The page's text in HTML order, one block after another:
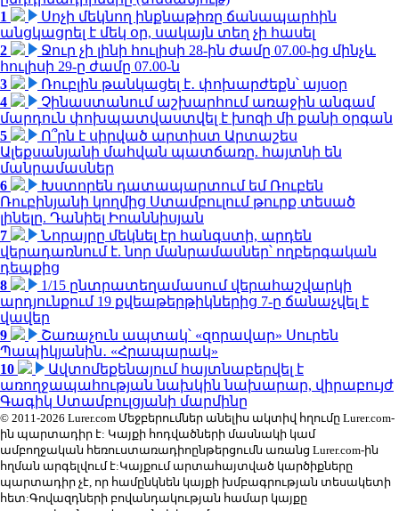
1
Սոչի մեկնող ինքնաթիռը ճանապարհին
անցկացրել է մեկ օր, սակայն տեղ չի հասել
2
Ջուր չի լինի հուլիսի 28-ին ժամը 07.00-ից մինչև
հուլիսի 29-ը ժամը 07.00-ն
3
Ռուբլին թանկացել է․ փոխարժեքն՝ այսօր
4
Չինաստանում աշխարհում առաջին անգամ
մարդուն փոխպատվաստվել է խոզի մի քանի օրգան
5
Ո՞րն է սիրված արտիստ Արտաշես
Ալեքսանյանի մահվան պատճառը. հայտնի են
մանրամասներ
6
Խստորեն դատապարտում եմ Ռուբեն
Ռուբինյանի կողմից Ստամբուլում թուրք տեսած
լինելը. Դանիել Իոաննիսյան
7
Նորայրը մեկնել էր հանգստի, արդեն
վերադառնում է. նոր մանրամասներ՝ ողբերգական
դեպքից
8
1/15 ընտրատեղամասում վերահաշվարկի
արդյունքում 19 քվեաթերթիկներից 7-ը ճանաչվել է
վավեր
9
Շառաչուն ապտակ՝ «զորավար» Սուրեն
Պապիկյանին․ «Հրապարակ»
10
Ավտոմեքենայում հայտնաբերվել է
առողջապահության նախկին նախարար, վիրաբույժ
Գագիկ Ստամբուլցյանի մարմինը
© 2011-2026 Lurer.com Մեջբերումներ անելիս ակտիվ հղումը Lurer.com-
ին պարտադիր է: Կայքի հոդվածների մասնակի կամ
ամբողջական հեռուստառադիոընթերցումն առանց Lurer.com-ին
հղման արգելվում է:Կայքում արտահայտված կարծիքները
պարտադիր չէ, որ համընկնեն կայքի խմբագրության տեսակետի
հետ:Գովազդների բովանդակության համար կայքը